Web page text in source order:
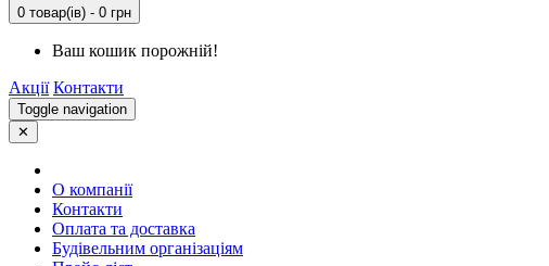
0 товар(ів) - 0 грн
Ваш кошик порожній!
Акції Контакти
Toggle navigation
✕
О компанії
Контакти
Оплата та доставка
Будівельним організаціям